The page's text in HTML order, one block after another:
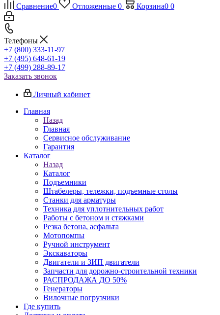
Сравнение0 Отложенные 0 Корзина0 0
Телефоны
+7 (800) 333-11-97
+7 (495) 648-61-19
+7 (499) 288-89-17
Заказать звонок
Личный кабинет
Главная
Назад
Главная
Сервисное обслуживание
Гарантия
Каталог
Назад
Каталог
Подъемники
Штабелеры, тележки, подъемные столы
Станки для арматуры
Техника для уплотнительных работ
Работы с бетоном и стяжками
Резка бетона, асфальта
Мотопомпы
Ручной инструмент
Экскаваторы
Двигатели и ЗИП двигатели
Запчасти для дорожно-строительной техники
РАСПРОДАЖА ДО 50%
Генераторы
Вилочные погрузчики
Где купить